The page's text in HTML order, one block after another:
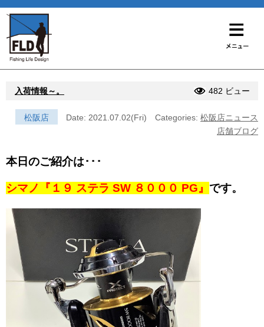
入荷情報～。 482 ビュー
松阪店 Date: 2021.07.02(Fri) Categories: 松阪店ニュース
店舗ブログ
本日のご紹介は･･･
シマノ『１９ ステラ SW ８０００ PG』 です。